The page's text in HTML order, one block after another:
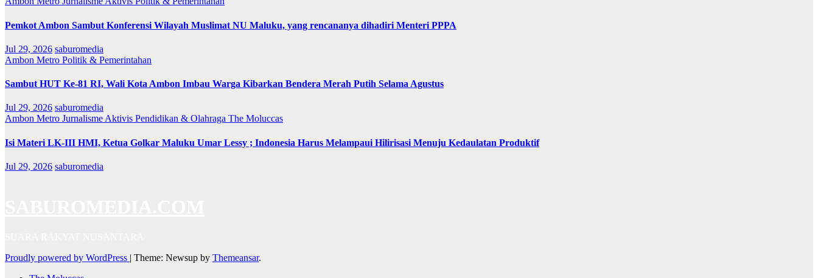
Pemkot Ambon Sambut Konferensi Wilayah Muslimat NU Maluku, yang rencananya dihadiri Menteri PPPA
Jul 29, 2026 saburomedia
Ambon Metro Politik & Pemerintahan
Sambut HUT Ke-81 RI, Wali Kota Ambon Imbau Warga Kibarkan Bendera Merah Putih Selama Agustus
Jul 29, 2026 saburomedia
Ambon Metro Jurnalisme Aktivis Pendidikan & Olahraga The Moluccas
Isi Materi LK-III HMI, Ketua Golkar Maluku Umar Lessy ; Indonesia Harus Melampaui Hilirisasi Menuju Kedaulatan Produktif
Jul 29, 2026 saburomedia
Proudly powered by WordPress | Theme: Newsup by Themeansar.